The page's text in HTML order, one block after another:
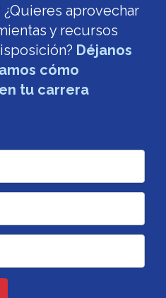
aprovechar
y recursos
Déjanos
cómo
tu carrera